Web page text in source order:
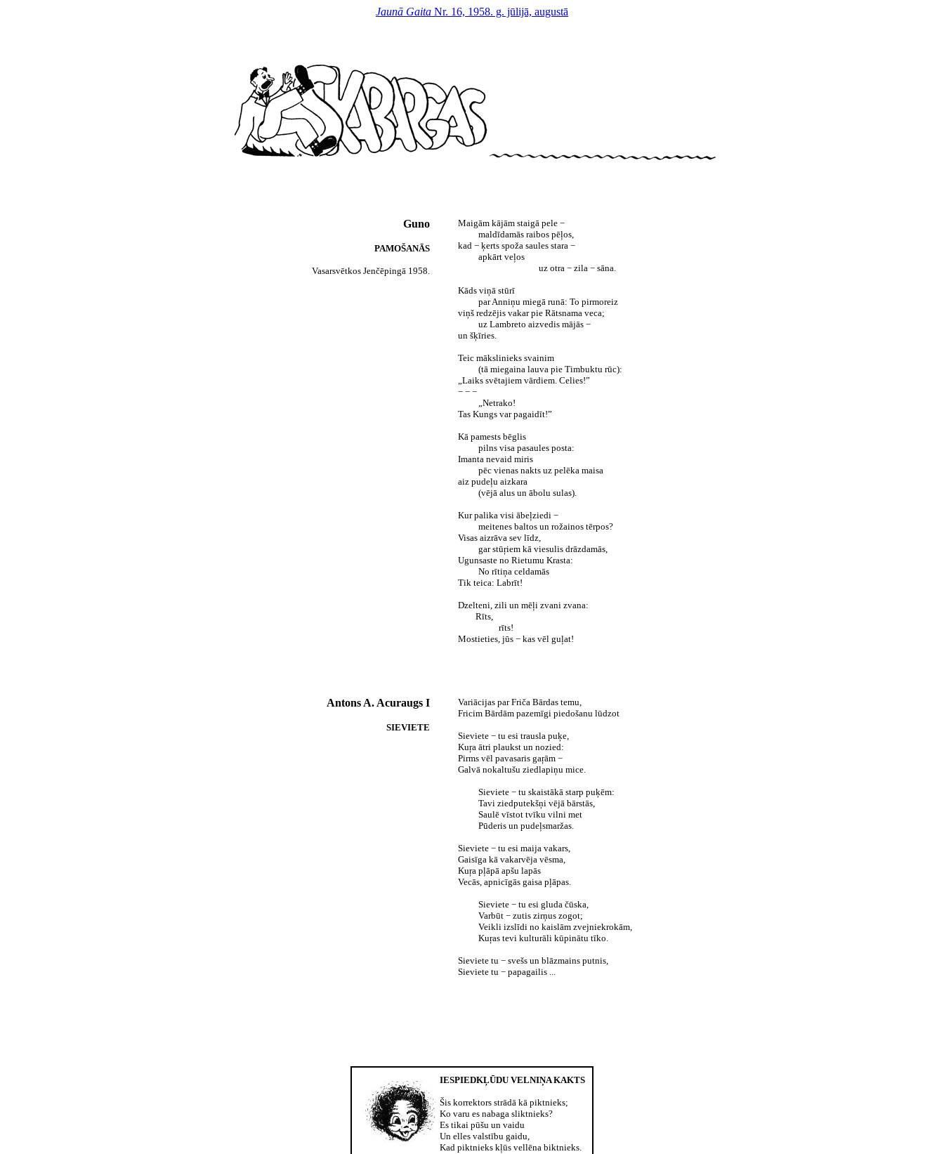
Jaunā Gaita Nr. 16, 1958. g. jūlijā, augustā
Guno
PAMOŠANĀS
Vasarsvētkos Jenčēpingā 1958.
Maigām kājām staigā pele −
maldīdamās raibos pēļos,
kad − ķerts spoža saules stara −
apkārt veļos
uz otra − zila − sāna.
Kāds viņā stūrī
par Anniņu miegā runā: To pirmoreiz
viņš redzējis vakar pie Rātsnama veca;
uz Lambreto aizvedis mājās −
un šķīries.
Teic mākslinieks svainim
(tā miegaina lauva pie Timbuktu rūc):
„Laiks svētajiem vārdiem. Celies!”
− − −
„Netrako!
Tas Kungs var pagaidīt!”
Kā pamests bēglis
pilns visa pasaules posta:
Imanta nevaid miris
pēc vienas nakts uz pelēka maisa
aiz pudeļu aizkara
(vējā alus un ābolu sulas).
Kur palika visi ābeļziedi −
meitenes baltos un rožainos tērpos?
Visas aizrāva sev līdz,
gar stūŗiem kā viesulis drāzdamās,
Ugunsaste no Rietumu Krasta:
No rītiņa celdamās
Tik teica: Labrīt!
Dzelteni, zili un mēļi zvani zvana:
Rīts,
rīts!
Mostieties, jūs − kas vēl guļat!
Antons A. Acuraugs I
SIEVIETE
Variācijas par Friča Bārdas temu,
Fricim Bārdām pazemīgi piedošanu lūdzot
Sieviete − tu esi trausla puķe,
Kuŗa ātri plaukst un nozied:
Pirms vēl pavasaris gaŗām −
Galvā nokaltušu ziedlapiņu mice.
Sieviete − tu skaistākā starp puķēm:
Tavi ziedputekšņi vējā bārstās,
Saulē vīstot tvīku vilni met
Pūderis un pudeļsmaržas.
Sieviete − tu esi maija vakars,
Gaisīga kā vakarvēja vēsma,
Kuŗa pļāpā apšu lapās
Vecās, apnicīgās gaisa pļāpas.
Sieviete − tu esi gluda čūska,
Varbūt − zutis zirņus zogot;
Veikli izslīdi no kaislām zvejniekrokām,
Kuŗas tevi kulturāli kūpinātu tīko.
Sieviete tu − svešs un blāzmains putnis,
Sieviete tu − papagailis ...
IESPIEDKĻŪDU VELNIŅA KAKTS
Šis korrektors strādā kā piktnieks;
Ko varu es nabaga sliktnieks?
Es tikai pūšu un vaidu
Un elles valstību gaidu,
Kad piktnieks kļūs vellēna biktnieks.